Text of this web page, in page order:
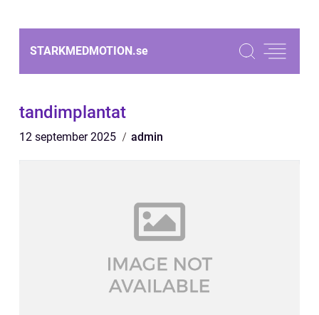
STARKMEDMOTION.se
tandimplantat
12 september 2025 admin